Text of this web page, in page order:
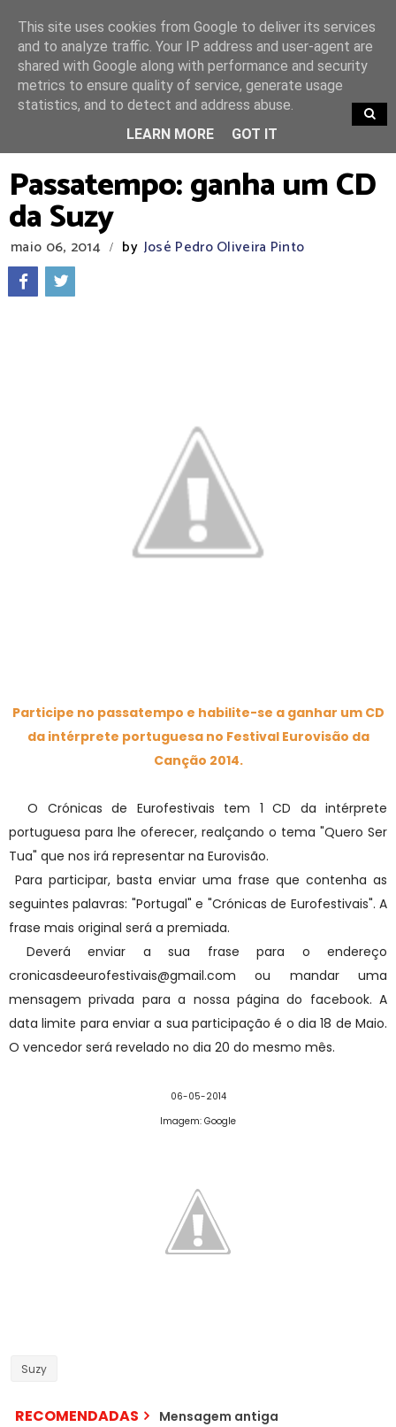
TRENDING
Passatempo: ganha um CD
da Suzy
maio 06, 2014 / by José Pedro Oliveira Pinto
Participe no passatempo e habilite-se a ganhar um CD
da intérprete portuguesa no Festival Eurovisão da
Canção 2014.
O Crónicas de Eurofestivais tem 1 CD da intérprete
portuguesa para lhe oferecer, realçando o tema "Quero Ser
Tua" que nos irá representar na Eurovisão.
Para participar, basta enviar uma frase que contenha as
seguintes palavras: "Portugal" e "Crónicas de Eurofestivais". A
frase mais original será a premiada.
Deverá enviar a sua frase para o endereço
cronicasdeeurofestivais@gmail.com ou mandar uma
mensagem privada para a nossa página do facebook. A
data limite para enviar a sua participação é o dia 18 de Maio.
O vencedor será revelado no dia 20 do mesmo mês.
06-05-2014
Imagem: Google
Suzy
RECOMENDADAS Mensagem antiga
This site uses cookies from Google to deliver its services
and to analyze traffic. Your IP address and user-agent are
shared with Google along with performance and security
metrics to ensure quality of service, generate usage
statistics, and to detect and address abuse.
LEARN MORE
GOT IT